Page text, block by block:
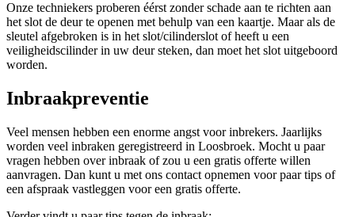
Onze techniekers proberen éérst zonder schade aan te richten aan
het slot de deur te openen met behulp van een kaartje. Maar als de
sleutel afgebroken is in het slot/cilinderslot of heeft u een
veiligheidscilinder in uw deur steken, dan moet het slot uitgeboord
worden.
Inbraakpreventie
Veel mensen hebben een enorme angst voor inbrekers. Jaarlijks
worden veel inbraken geregistreerd in Loosbroek. Mocht u paar
vragen hebben over inbraak of zou u een gratis offerte willen
aanvragen. Dan kunt u met ons contact opnemen voor paar tips of
een afspraak vastleggen voor een gratis offerte.